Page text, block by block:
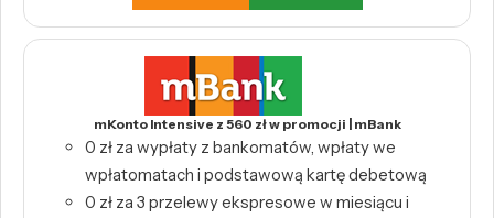
mKonto Intensive z 560 zł w promocji | mBank
0 zł za wypłaty z bankomatów, wpłaty we
wpłatomatach i podstawową kartę debetową
0 zł za 3 przelewy ekspresowe w miesiącu i